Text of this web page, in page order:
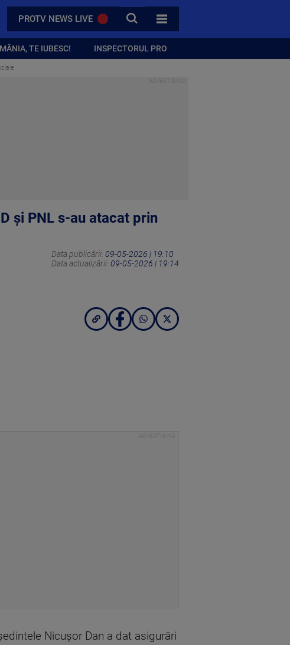
PROTV NEWS LIVE CAUTA
TOATE CATEGORIILE
TE IUBESC! INSPECTORUL PRO
și PNL s-au atacat prin
Data publicării: 09-05-2026 | 19:10
Data actualizării: 09-05-2026 | 19:14
Nicușor Dan a dat asigurări